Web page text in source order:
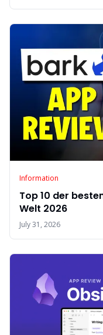
Information
Top 10 der
Welt 2026
July 31, 2026